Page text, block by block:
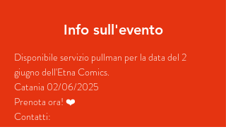
Info sull'evento
Disponibile servizio pullman per la data del 2
giugno dell'Etna Comics.
Catania 02/06/2025
Prenota ora! ❤️
Contatti:
+39 380 687 4698